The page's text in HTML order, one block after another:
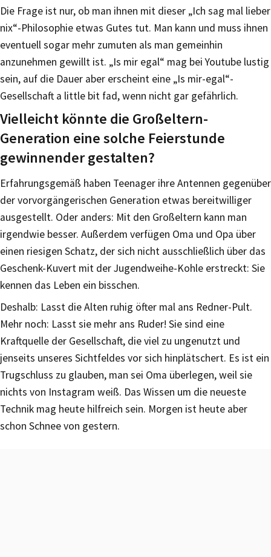
Die Frage ist nur, ob man ihnen mit dieser „Ich sag mal lieber
nix“-Philosophie etwas Gutes tut. Man kann und muss ihnen
eventuell sogar mehr zumuten als man gemeinhin
anzunehmen gewillt ist. „Is mir egal“ mag bei Youtube lustig
sein, auf die Dauer aber erscheint eine „Is mir-egal“-
Gesellschaft a little bit fad, wenn nicht gar gefährlich.
Vielleicht könnte die Großeltern-
Generation eine solche Feierstunde
gewinnender gestalten?
Erfahrungsgemäß haben Teenager ihre Antennen gegenüber
der vorvorgängerischen Generation etwas bereitwilliger
ausgestellt. Oder anders: Mit den Großeltern kann man
irgendwie besser. Außerdem verfügen Oma und Opa über
einen riesigen Schatz, der sich nicht ausschließlich über das
Geschenk-Kuvert mit der Jugendweihe-Kohle erstreckt: Sie
kennen das Leben ein bisschen.
Deshalb: Lasst die Alten ruhig öfter mal ans Redner-Pult.
Mehr noch: Lasst sie mehr ans Ruder! Sie sind eine
Kraftquelle der Gesellschaft, die viel zu ungenutzt und
jenseits unseres Sichtfeldes vor sich hinplätschert. Es ist ein
Trugschluss zu glauben, man sei Oma überlegen, weil sie
nichts von Instagram weiß. Das Wissen um die neueste
Technik mag heute hilfreich sein. Morgen ist heute aber
schon Schnee von gestern.